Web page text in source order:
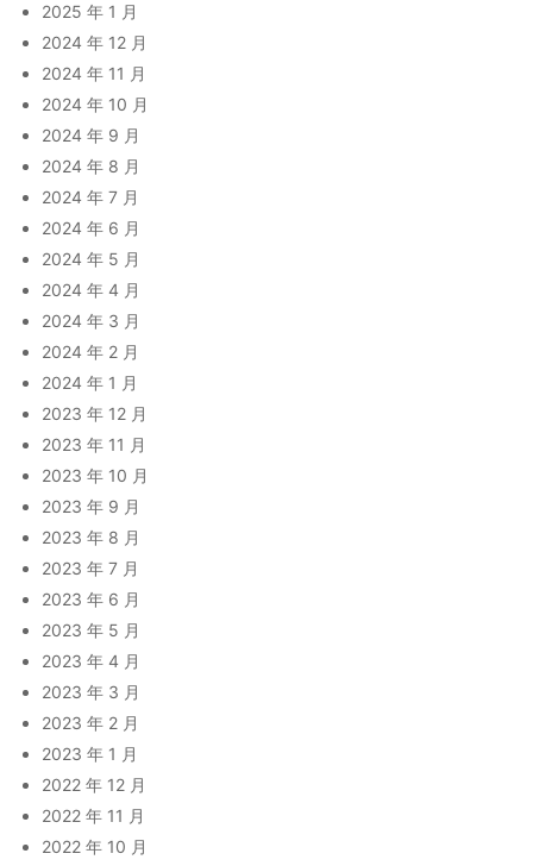
2025 年 1 月
2024 年 12 月
2024 年 11 月
2024 年 10 月
2024 年 9 月
2024 年 8 月
2024 年 7 月
2024 年 6 月
2024 年 5 月
2024 年 4 月
2024 年 3 月
2024 年 2 月
2024 年 1 月
2023 年 12 月
2023 年 11 月
2023 年 10 月
2023 年 9 月
2023 年 8 月
2023 年 7 月
2023 年 6 月
2023 年 5 月
2023 年 4 月
2023 年 3 月
2023 年 2 月
2023 年 1 月
2022 年 12 月
2022 年 11 月
2022 年 10 月